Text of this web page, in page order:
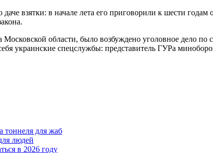
взятки: в начале лета его приговорили к шести
области, было возбуждено уголовное дело по
украинские спецслужбы: представитель ГУРа
тоннеля для жаб
людей
в 2026 году